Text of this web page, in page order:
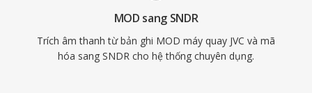
MOD sang SNDR
Trích âm thanh từ bản ghi MOD máy quay JVC và mã
hóa sang SNDR cho hệ thống chuyên dụng.